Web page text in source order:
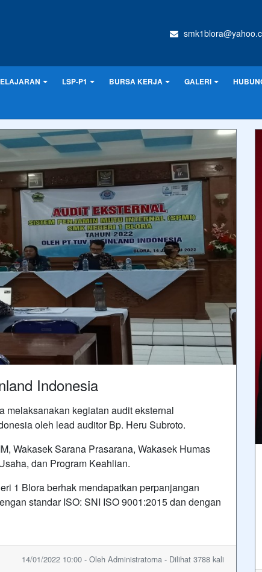
LSP-P1 BURSA KERJA GALERI
Indonesia
melaksanakan kegiatan audit eksternal
oleh lead auditor Bp. Heru Subroto.
Wakasek Sarana Prasarana, Wakasek Humas
dan Program Keahlian.
1 Blora berhak mendapatkan perpanjangan
standar ISO: SNI ISO 9001:2015 dan dengan
14/01/2022 10:00 - Oleh Administratorna - Dilihat 3788 kali